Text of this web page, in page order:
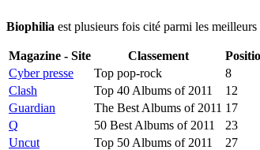
Biophilia est plusieurs fois cité parmi les
Magazine - Site Classement
Cyber presse
Top pop-rock
8
Clash
Top 40 Albums of 2011
12
Guardian
The Best Albums of 2011 17
Q
50 Best Albums of 2011
23
Uncut
Top 50 Albums of 2011
27